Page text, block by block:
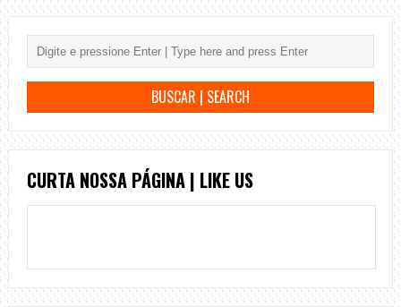
CURTA NOSSA PÁGINA | LIKE US